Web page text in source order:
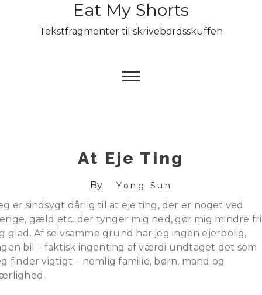
Eat My Shorts
Tekstfragmenter til skrivebordsskuffen
At Eje Ting
By Yong Sun
er sindsygt dårlig til at eje ting, der er noget ved
gæld etc. der tynger mig ned, gør mig mindre fri
glad. Af selvsamme grund har jeg ingen ejerbolig,
bil – faktisk ingenting af værdi undtaget det som
finder vigtigt – nemlig familie, børn, mand og